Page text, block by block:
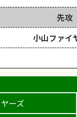
先攻
小山ファイ
ーズ